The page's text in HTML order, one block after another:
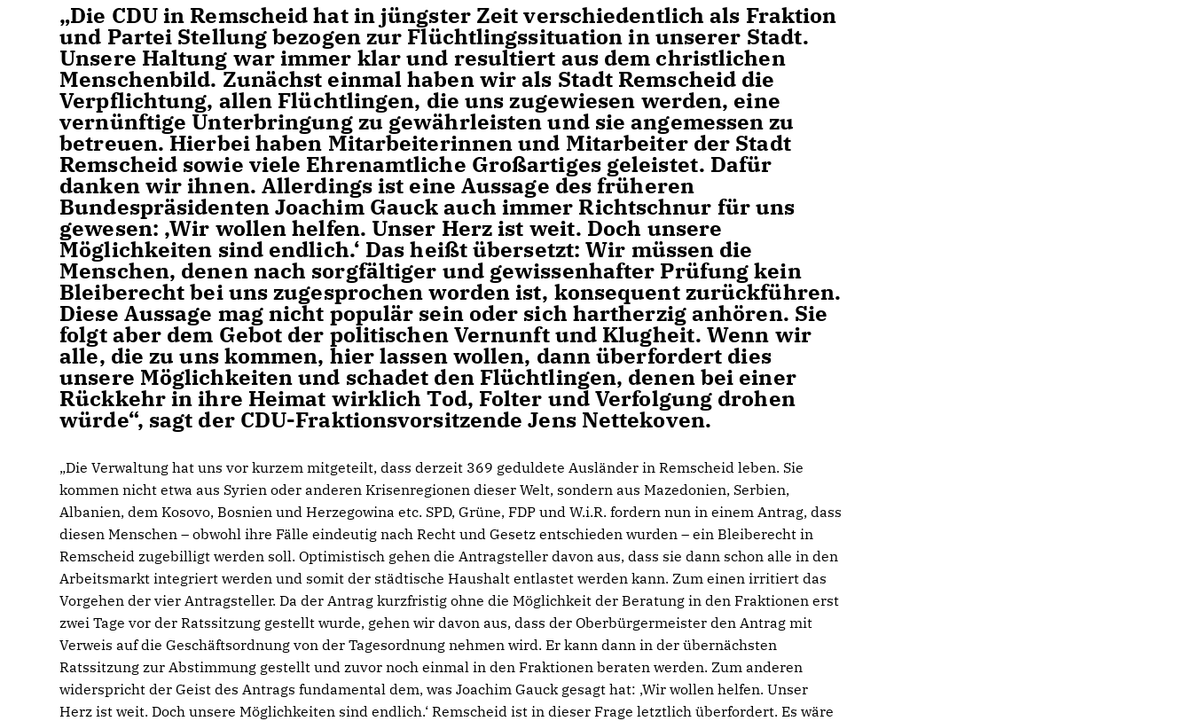
Die CDU in Remscheid hat in jüngster Zeit verschiedentlich als Fraktion
und Partei Stellung bezogen zur Flüchtlingssituation in unserer Stadt.
Unsere Haltung war immer klar und resultiert aus dem christlichen
Menschenbild. Zunächst einmal haben wir als Stadt Remscheid die
Verpflichtung, allen Flüchtlingen, die uns zugewiesen werden, eine
vernünftige Unterbringung zu gewährleisten und sie angemessen zu
betreuen. Hierbei haben Mitarbeiterinnen und Mitarbeiter der Stadt
Remscheid sowie viele Ehrenamtliche Großartiges geleistet. Dafür
danken wir ihnen. Allerdings ist eine Aussage des früheren
Bundespräsidenten Joachim Gauck auch immer Richtschnur für uns
gewesen: ‚Wir wollen helfen. Unser Herz ist weit. Doch unsere
Möglichkeiten sind endlich.‘ Das heißt übersetzt: Wir müssen die
Menschen, denen nach sorgfältiger und gewissenhafter Prüfung kein
Bleiberecht bei uns zugesprochen worden ist, konsequent zurückführen.
Diese Aussage mag nicht populär sein oder sich hartherzig anhören. Sie
folgt aber dem Gebot der politischen Vernunft und Klugheit. Wenn wir
alle, die zu uns kommen, hier lassen wollen, dann überfordert dies
unsere Möglichkeiten und schadet den Flüchtlingen, denen bei einer
Rückkehr in ihre Heimat wirklich Tod, Folter und Verfolgung drohen
würde“, sagt der CDU-Fraktionsvorsitzende Jens Nettekoven.
Die Verwaltung hat uns vor kurzem mitgeteilt, dass derzeit 369 geduldete Ausländer in Remscheid leben. Sie
kommen nicht etwa aus Syrien oder anderen Krisenregionen dieser Welt, sondern aus Mazedonien, Serbien,
Albanien, dem Kosovo, Bosnien und Herzegowina etc. SPD, Grüne, FDP und W.i.R. fordern nun in einem Antrag, dass
diesen Menschen – obwohl ihre Fälle eindeutig nach Recht und Gesetz entschieden wurden – ein Bleiberecht in
Remscheid zugebilligt werden soll. Optimistisch gehen die Antragsteller davon aus, dass sie dann schon alle in den
Arbeitsmarkt integriert werden und somit der städtische Haushalt entlastet werden kann. Zum einen irritiert das
Vorgehen der vier Antragsteller. Da der Antrag kurzfristig ohne die Möglichkeit der Beratung in den Fraktionen erst
zwei Tage vor der Ratssitzung gestellt wurde, gehen wir davon aus, dass der Oberbürgermeister den Antrag mit
Verweis auf die Geschäftsordnung von der Tagesordnung nehmen wird. Er kann dann in der übernächsten
Ratssitzung zur Abstimmung gestellt und zuvor noch einmal in den Fraktionen beraten werden. Zum anderen
widerspricht der Geist des Antrags fundamental dem, was Joachim Gauck gesagt hat: ‚Wir wollen helfen. Unser
Herz ist weit. Doch unsere Möglichkeiten sind endlich.‘ Remscheid ist in dieser Frage letztlich überfordert. Es wäre